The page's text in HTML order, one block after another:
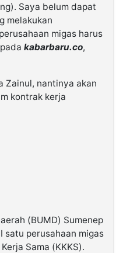
Saya belum dapat
melakukan
migas harus
kabarbaru.co,
Zainul, nantinya akan
kontrak kerja
(BUMD) Sumenep
satu perusahaan migas
Sama (KKKS).